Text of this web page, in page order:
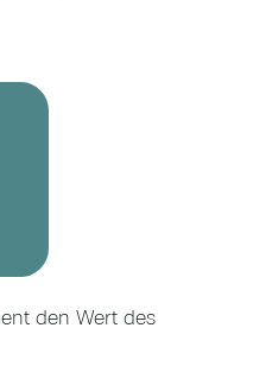
den Wert des